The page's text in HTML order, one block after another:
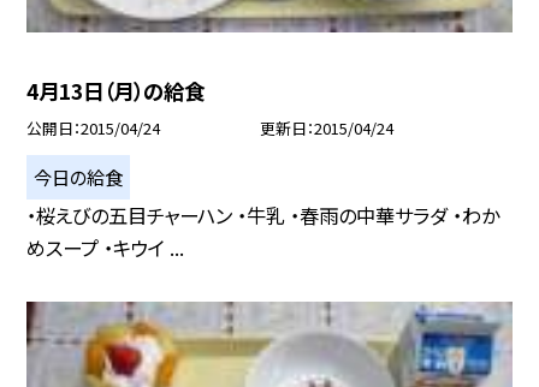
4月13日（月）の給食
公開日 2015/04/24 更新日 2015/04/24
今日の給食
・桜えびの五目チャーハン ・牛乳 ・春雨の中華サラダ ・わか
めスープ ・キウイ ...